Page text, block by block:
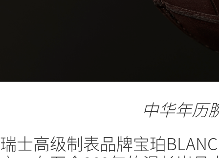
中华年历
瑞士高级制表品牌宝珀